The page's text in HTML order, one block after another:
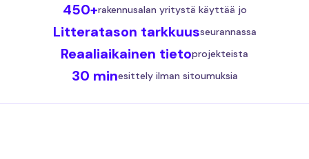
450+rakennusalan yritystä käyttää jo
Litteratason tarkkuusseurannassa
Reaaliaikainen tietoprojekteista
30 minesittely ilman sitoumuksia